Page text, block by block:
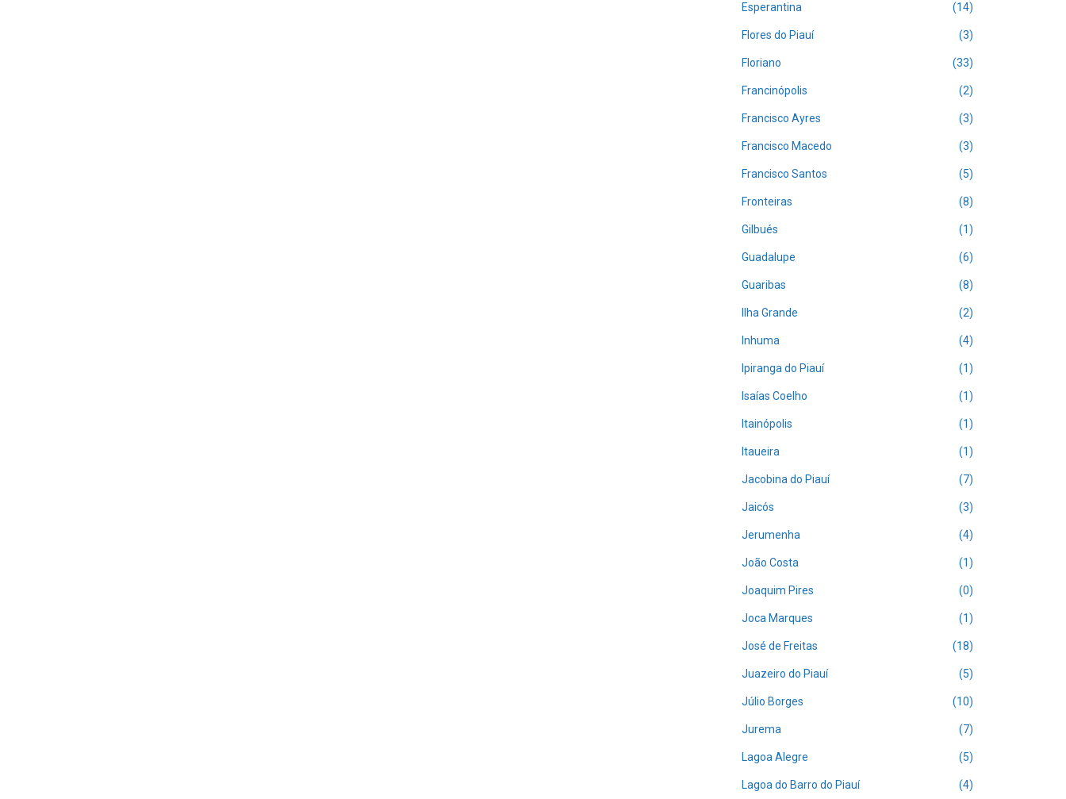
Esperantina (14)
Flores do Piauí (3)
Floriano (33)
Francinópolis (2)
Francisco Ayres (3)
Francisco Macedo (3)
Francisco Santos (5)
Fronteiras (8)
Gilbués (1)
Guadalupe (6)
Guaribas (8)
Ilha Grande (2)
Inhuma (4)
Ipiranga do Piauí (1)
Isaías Coelho (1)
Itainópolis (1)
Itaueira (1)
Jacobina do Piauí (7)
Jaicós (3)
Jerumenha (4)
João Costa (1)
Joaquim Pires (0)
Joca Marques (1)
José de Freitas (18)
Juazeiro do Piauí (5)
Júlio Borges (10)
Jurema (7)
Lagoa Alegre (5)
Lagoa do Barro do Piauí (4)